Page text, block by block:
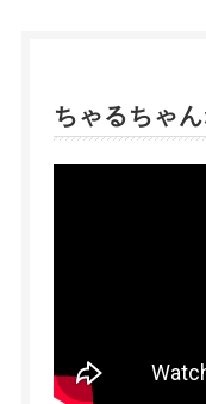
ちゃるちゃ